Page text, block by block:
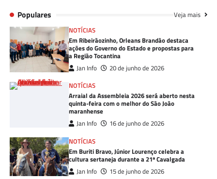
Populares Veja mais
NOTÍCIAS
Em Ribeirãozinho, Orleans Brandão destaca
ações do Governo do Estado e propostas para
a Região Tocantina
Jan Info
20 de junho de 2026
NOTÍCIAS
Arraial da Assembleia 2026 será aberto nesta
quinta-feira com o melhor do São João
maranhense
Jan Info
16 de junho de 2026
NOTÍCIAS
Em Buriti Bravo, Júnior Lourenço celebra a
cultura sertaneja durante a 21ª Cavalgada
Jan Info
15 de junho de 2026